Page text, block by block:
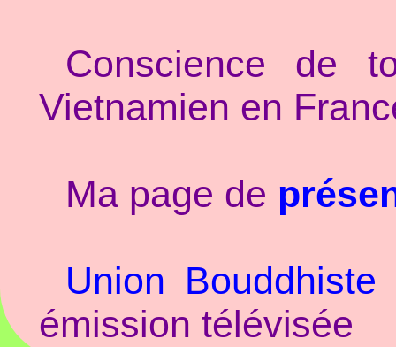
Conscience de
Vietnamien en
Ma page de
Union
émission télévisée